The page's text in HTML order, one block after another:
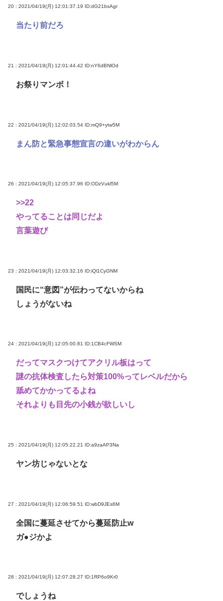
20 : 2021/04/19(月) 12:01:37.19 ID:dG21bsAgr
当たり前だろ
21 : 2021/04/19(月) 12:01:44.42 ID:nY6dBNlOd
お祭りマンボ！
22 : 2021/04/19(月) 12:02:03.54 ID:mQ9+ytw5M
まん防と緊急事態宣言の違いがわからん
26 : 2021/04/19(月) 12:05:37.96 ID:ODzVukl5M
>>22
やってることは同じだよ
言葉遊び
23 : 2021/04/19(月) 12:03:32.16 ID:iQl1CyGNM
国民に“意図”が伝わってないからね
しょうがないね
24 : 2021/04/19(月) 12:05:00.81 ID:1CB4cFWSM
だってマスクつけてアクリル板はって
謎の抗体検査したら対策100%ってレベルだから
舐めてかかってるよね
それよりも目先の小銭が欲しいし
25 : 2021/04/19(月) 12:05:22.21 ID:a9zaAP3Na
ヤン坊じゃないとな
27 : 2021/04/19(月) 12:06:59.51 ID:wbD9JEs6M
全国に蔓延させてから蔓延防止w
ガ●ジかよ
28 : 2021/04/19(月) 12:07:28.27 ID:1RP6o9Kr0
でしょうね